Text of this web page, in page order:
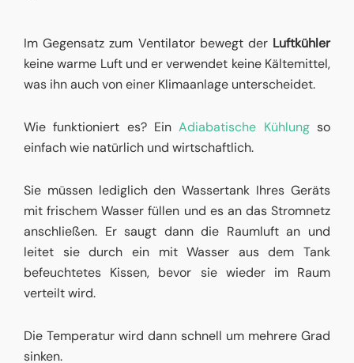
Im Gegensatz zum Ventilator bewegt der Luftkühler
keine warme Luft und er verwendet keine Kältemittel,
was ihn auch von einer Klimaanlage unterscheidet.
Wie funktioniert es? EinAdiabatische Kühlung so
einfach wie natürlich und wirtschaftlich.
Sie müssen lediglich den Wassertank Ihres Geräts
mit frischem Wasser füllen und es an das Stromnetz
anschließen. Er saugt dann die Raumluft an und
leitet sie durch ein mit Wasser aus dem Tank
befeuchtetes Kissen, bevor sie wieder im Raum
verteilt wird.
Die Temperatur wird dann schnell um mehrere Grad
sinken.